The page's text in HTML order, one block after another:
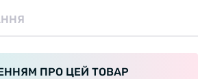
ПРО ЦЕЙ ТОВАР